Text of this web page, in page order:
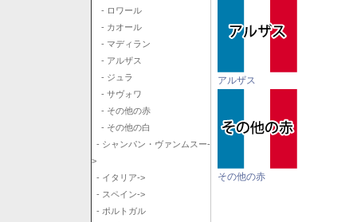
- ロワール
- カオール
- マディラン
- アルザス
- ジュラ
- サヴォワ
- その他の赤
- その他の白
- シャンパン・ヴァンムスー-
>
- イタリア->
- スペイン->
- ポルトガル
アルザス
その他の赤